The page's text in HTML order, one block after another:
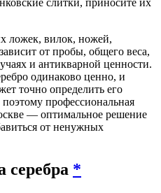
слитки, приносите их
ложек, вилок, ножей,
от пробы, общего веса,
и антикварной ценности.
одинаково ценно, и
точно определить его
профессиональная
— оптимальное решение
от ненужных
серебра *